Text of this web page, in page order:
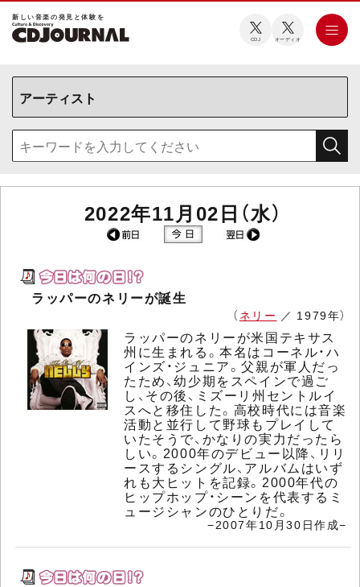
新しい⾳楽の発⾒と体験を
CDJ オーディオ
2022年11月02日（水）
ラッパーのネリーが誕生
（ ネリー ／ 1979年）
ラッパーのネリーが米国テキサス
州に生まれる。本名はコーネル・ハ
インズ・ジュニア。父親が軍人だっ
たため、幼少期をスペインで過ご
し、その後、ミズーリ州セントルイ
スへと移住した。高校時代には音楽
活動と並行して野球もプレイして
いたそうで、かなりの実力だったら
しい。2000年のデビュー以降、リリ
ースするシングル、アルバムはいず
れも大ヒットを記録。2000年代の
ヒップホップ・シーンを代表するミ
ュージシャンのひとりだ。
−2007年10月30日作成−